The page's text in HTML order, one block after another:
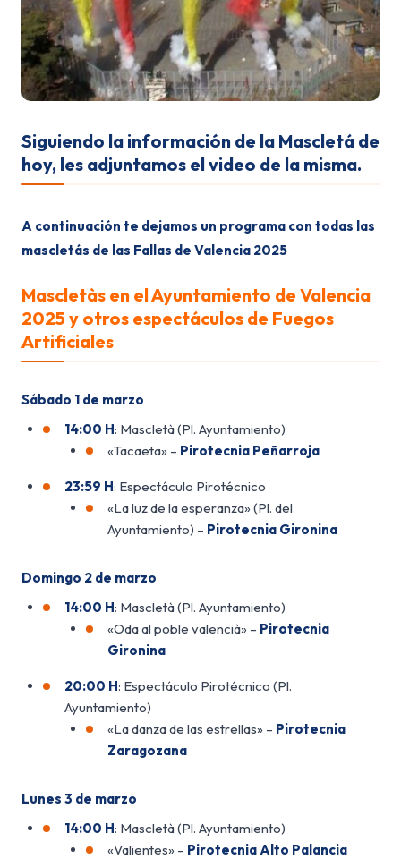
Siguiendo la información de la Mascletá de
hoy, les adjuntamos el video de la misma.
A continuación te dejamos un programa con todas las
mascletás de las Fallas de Valencia 2025
Mascletàs en el Ayuntamiento de Valencia
2025 y otros espectáculos de Fuegos
Artificiales
Sábado 1 de marzo
14:00 H: Mascletà (Pl. Ayuntamiento)
«Tacaeta» – Pirotecnia Peñarroja
23:59 H: Espectáculo Pirotécnico
«La luz de la esperanza» (Pl. del
Ayuntamiento) – Pirotecnia Gironina
Domingo 2 de marzo
14:00 H: Mascletà (Pl. Ayuntamiento)
«Oda al poble valencià» – Pirotecnia
Gironina
20:00 H: Espectáculo Pirotécnico (Pl.
Ayuntamiento)
«La danza de las estrellas» – Pirotecnia
Zaragozana
Lunes 3 de marzo
14:00 H: Mascletà (Pl. Ayuntamiento)
«Valientes» – Pirotecnia Alto Palancia